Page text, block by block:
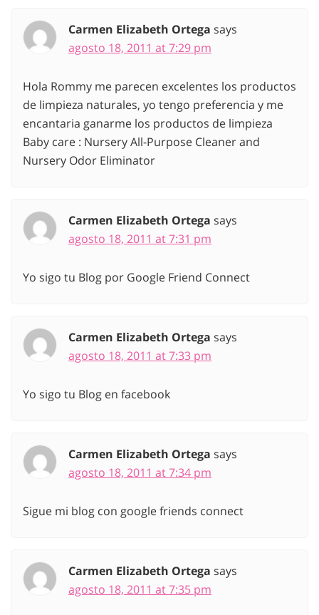
Carmen Elizabeth Ortega says
agosto 18, 2011 at 7:29 pm
Hola Rommy me parecen excelentes los productos
de limpieza naturales, yo tengo preferencia y me
encantaria ganarme los productos de limpieza
Baby care : Nursery All-Purpose Cleaner and
Nursery Odor Eliminator
Carmen Elizabeth Ortega says
agosto 18, 2011 at 7:31 pm
Yo sigo tu Blog por Google Friend Connect
Carmen Elizabeth Ortega says
agosto 18, 2011 at 7:33 pm
Yo sigo tu Blog en facebook
Carmen Elizabeth Ortega says
agosto 18, 2011 at 7:34 pm
Sigue mi blog con google friends connect
Carmen Elizabeth Ortega says
agosto 18, 2011 at 7:35 pm